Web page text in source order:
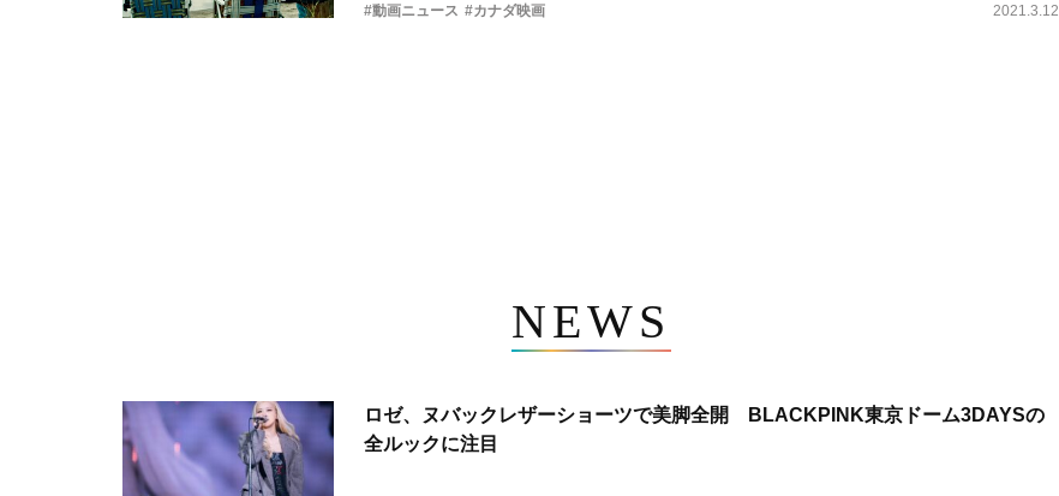
#動画ニュース #カナダ映画 2021.3.12
NEWS
ロゼ、ヌバックレザーショーツで美脚全開 BLACKPINK東京ドーム3DAYSの
全ルックに注目